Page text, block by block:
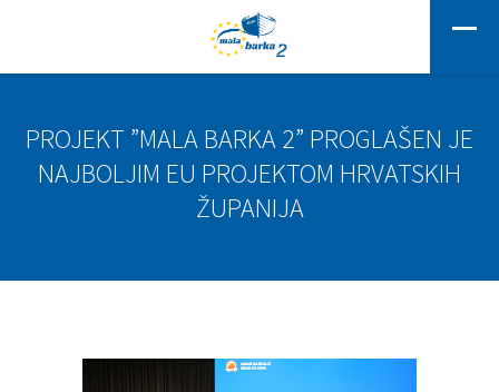
PROJEKT ”MALA BARKA 2” PROGLAŠEN JE
NAJBOLJIM EU PROJEKTOM HRVATSKIH
ŽUPANIJA